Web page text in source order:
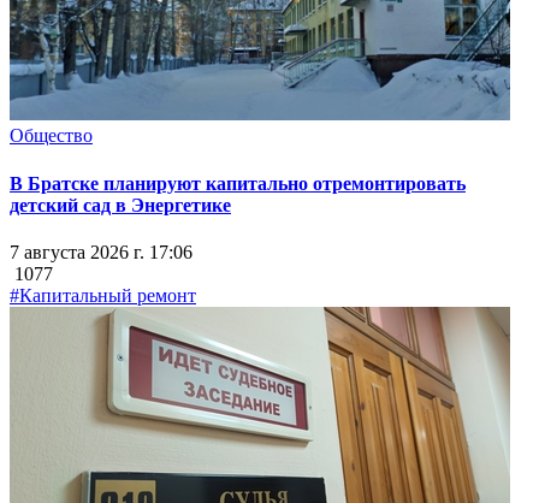
Общество
В Братске планируют капитально отремонтировать
детский сад в Энергетике
7 августа 2026 г. 17:06
1077
#Капитальный ремонт